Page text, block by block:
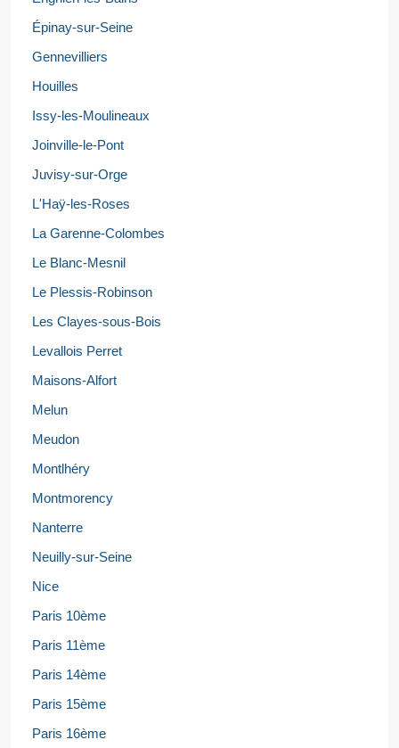
Épinay-sur-Seine
Gennevilliers
Houilles
Issy-les-Moulineaux
Joinville-le-Pont
Juvisy-sur-Orge
L'Haÿ-les-Roses
La Garenne-Colombes
Le Blanc-Mesnil
Le Plessis-Robinson
Les Clayes-sous-Bois
Levallois Perret
Maisons-Alfort
Melun
Meudon
Montlhéry
Montmorency
Nanterre
Neuilly-sur-Seine
Nice
Paris 10ème
Paris 11ème
Paris 14ème
Paris 15ème
Paris 16ème